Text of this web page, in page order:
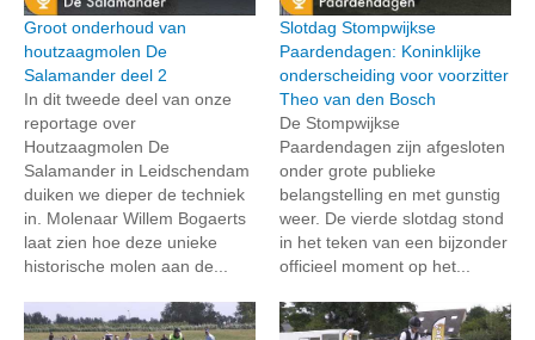
Groot onderhoud van
houtzaagmolen De
Salamander deel 2
In dit tweede deel van onze
reportage over
Houtzaagmolen De
Salamander in Leidschendam
duiken we dieper de techniek
in. Molenaar Willem Bogaerts
laat zien hoe deze unieke
historische molen aan de...
Slotdag Stompwijkse
Paardendagen: Koninklijke
onderscheiding voor voorzitter
Theo van den Bosch
De Stompwijkse
Paardendagen zijn afgesloten
onder grote publieke
belangstelling en met gunstig
weer. De vierde slotdag stond
in het teken van een bijzonder
officieel moment op het...